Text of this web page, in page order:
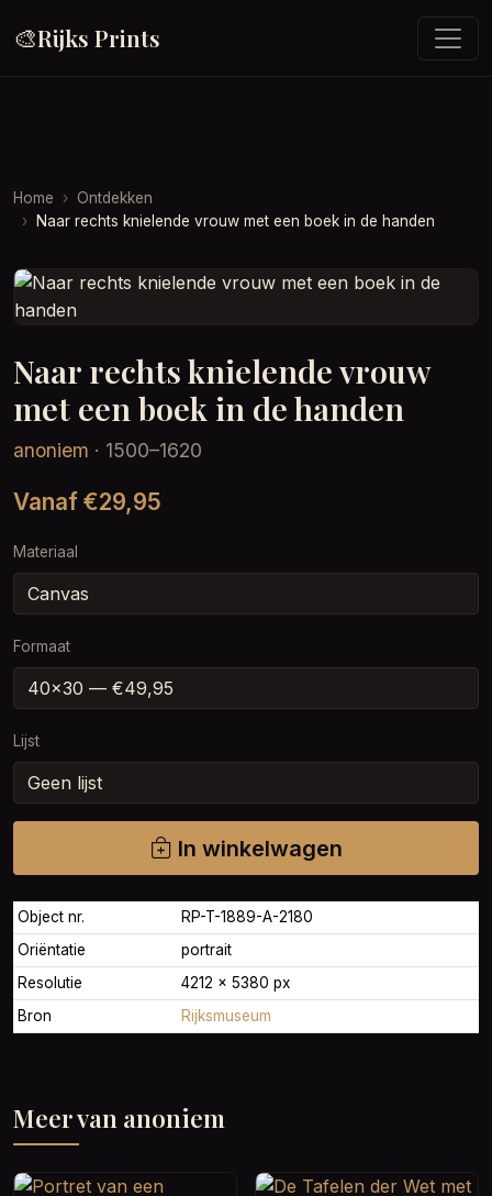
🎨Rijks Prints
Home
Ontdekken
Naar rechts knielende vrouw met een boek in de handen
Naar rechts knielende vrouw
met een boek in de handen
anoniem · 1500–1620
Vanaf €29,95
Materiaal
Formaat
Lijst
In winkelwagen
Object nr.
RP-T-1889-A-2180
Oriëntatie
portrait
Resolutie
4212 × 5380 px
Bron
Rijksmuseum
Meer van anoniem